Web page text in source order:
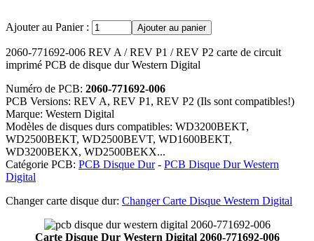
Ajouter au Panier :
2060-771692-006 REV A / REV P1 / REV P2 carte de circuit
imprimé PCB de disque dur Western Digital
Numéro de PCB: 2060-771692-006
PCB Versions: REV A, REV P1, REV P2 (Ils sont compatibles!)
Marque: Western Digital
Modèles de disques durs compatibles: WD3200BEKT,
WD2500BEKT, WD2500BEVT, WD1600BEKT,
WD3200BEKX, WD2500BEKX...
Catégorie PCB: PCB Disque Dur- PCB Disque Dur Western
Digital
Changer carte disque dur: Changer Carte Disque Western Digital
Carte Disque Dur Western Digital 2060-771692-006